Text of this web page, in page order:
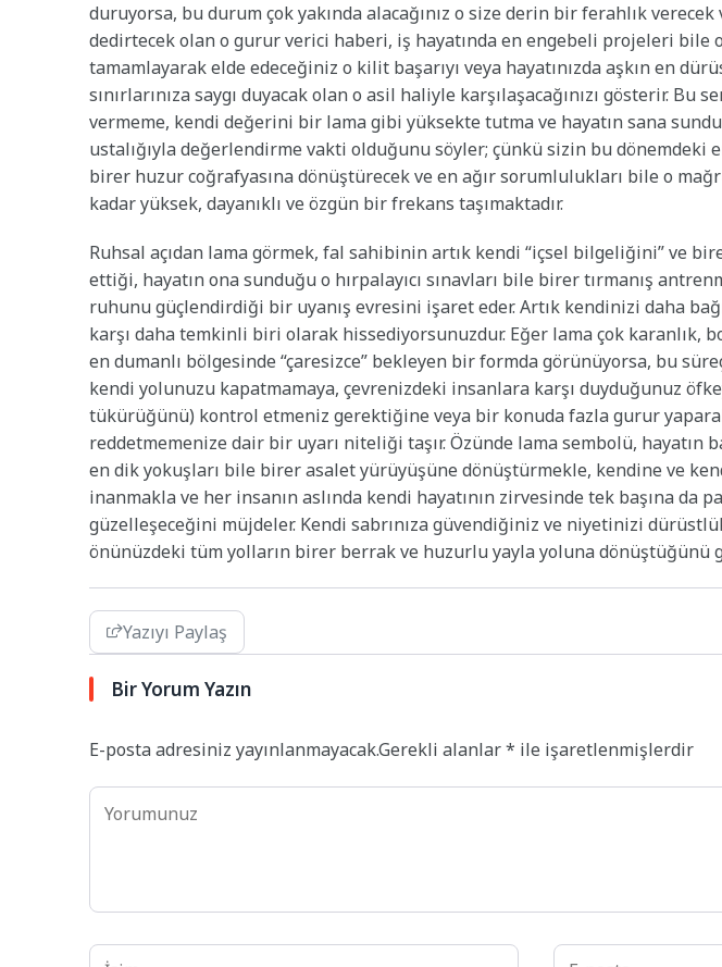
duruyorsa, bu durum çok yakında alacağınız o size derin bir ferahlık
dedirtecek olan o gurur verici haberi, iş hayatında en engebeli projeleri bile
tamamlayarak elde edeceğiniz o kilit başarıyı veya hayatınızda aşkın en
sınırlarınıza saygı duyacak olan o asil haliyle karşılaşacağınızı gösterir. Bu
vermeme, kendi değerini bir lama gibi yüksekte tutma ve hayatın sana
ustalığıyla değerlendirme vakti olduğunu söyler; çünkü sizin bu dönemdeki
birer huzur coğrafyasına dönüştürecek ve en ağır sorumlulukları bile o
kadar yüksek, dayanıklı ve özgün bir frekans taşımaktadır.
Ruhsal açıdan lama görmek, fal sahibinin artık kendi “içsel bilgeliğini” ve
ettiği, hayatın ona sunduğu o hırpalayıcı sınavları bile birer tırmanış
ruhunu güçlendirdiği bir uyanış evresini işaret eder. Artık kendinizi daha
karşı daha temkinli biri olarak hissediyorsunuzdur. Eğer lama çok karanlık,
en dumanlı bölgesinde “çaresizce” bekleyen bir formda görünüyorsa, bu
kendi yolunuzu kapatmamaya, çevrenizdeki insanlara karşı duyduğunuz
tükürüğünü) kontrol etmeniz gerektiğine veya bir konuda fazla gurur
reddetmemenize dair bir uyarı niteliği taşır. Özünde lama sembolü, hayatın
en dik yokuşları bile birer asalet yürüyüşüne dönüştürmekle, kendine ve
inanmakla ve her insanın aslında kendi hayatının zirvesinde tek başına da
güzelleşeceğini müjdeler. Kendi sabrınıza güvendiğiniz ve niyetinizi
önünüzdeki tüm yolların birer berrak ve huzurlu yayla yoluna dönüştüğünü
Yazıyı Paylaş
Bir Yorum Yazın
E-posta adresiniz yayınlanmayacak.Gerekli alanlar* ile işaretlenmişlerdir